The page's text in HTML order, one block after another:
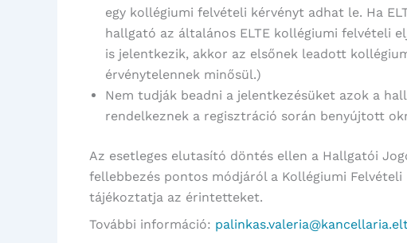
egy kollégiumi felvételi kérvényt adhat le. Ha
hallgató az általános ELTE kollégiumi felvételi
is jelentkezik, akkor az elsőnek leadott
érvénytelennek minősül.)
Nem tudják beadni a jelentkezésüket azok a
rendelkeznek a regisztráció során benyújtott
Az esetleges elutasító döntés ellen a Hallgatói
fellebbezés pontos módjáról a Kollégiumi
tájékoztatja az érintetteket.
További információ: